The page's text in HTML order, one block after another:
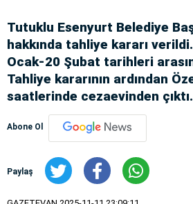
Tutuklu Esenyurt Belediye
hakkında tahliye kararı
Ocak-20 Şubat tarihleri
Tahliye kararının ardından
saatlerinde cezaevinden çıktı.
Abone Ol
Paylaş